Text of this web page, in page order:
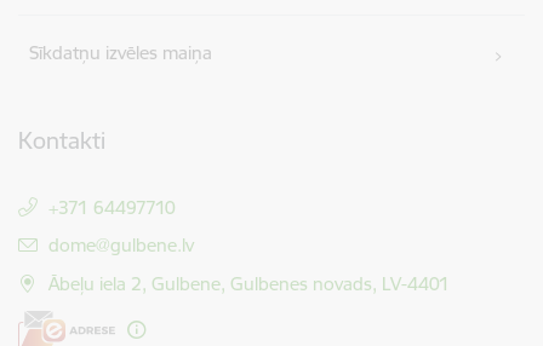
Sīkdatņu izvēles maiņa
Kontakti
+371 64497710
E-pasts:
dome@gulbene.lv
Ābeļu iela 2, Gulbene, Gulbenes novads, LV-4401